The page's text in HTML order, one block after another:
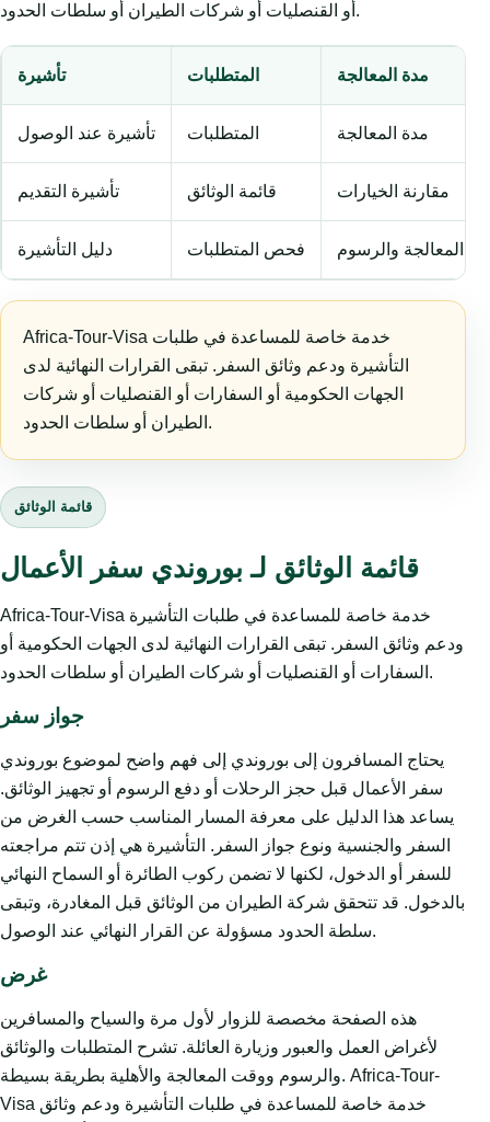
أو القنصليات أو شركات الطيران أو سلطات الحدود.
تأشيرة المتطلبات مدة المعالجة
تأشيرة عند الوصول المتطلبات مدة المعالجة
تأشيرة التقديم قائمة الوثائق مقارنة الخيارات
دليل التأشيرة فحص المتطلبات المعالجة والرسوم
Africa-Tour-Visa خدمة خاصة للمساعدة في طلبات
التأشيرة ودعم وثائق السفر. تبقى القرارات النهائية لدى
الجهات الحكومية أو السفارات أو القنصليات أو شركات
الطيران أو سلطات الحدود.
قائمة الوثائق
قائمة الوثائق لـ بوروندي سفر الأعمال
Africa-Tour-Visa خدمة خاصة للمساعدة في طلبات التأشيرة
ودعم وثائق السفر. تبقى القرارات النهائية لدى الجهات الحكومية أو
السفارات أو القنصليات أو شركات الطيران أو سلطات الحدود.
جواز سفر
يحتاج المسافرون إلى بوروندي إلى فهم واضح لموضوع بوروندي
سفر الأعمال قبل حجز الرحلات أو دفع الرسوم أو تجهيز الوثائق.
يساعد هذا الدليل على معرفة المسار المناسب حسب الغرض من
السفر والجنسية ونوع جواز السفر. التأشيرة هي إذن تتم مراجعته
للسفر أو الدخول، لكنها لا تضمن ركوب الطائرة أو السماح النهائي
بالدخول. قد تتحقق شركة الطيران من الوثائق قبل المغادرة، وتبقى
سلطة الحدود مسؤولة عن القرار النهائي عند الوصول.
غرض
هذه الصفحة مخصصة للزوار لأول مرة والسياح والمسافرين
لأغراض العمل والعبور وزيارة العائلة. تشرح المتطلبات والوثائق
والرسوم ووقت المعالجة والأهلية بطريقة بسيطة. Africa-Tour-
Visa خدمة خاصة للمساعدة في طلبات التأشيرة ودعم وثائق